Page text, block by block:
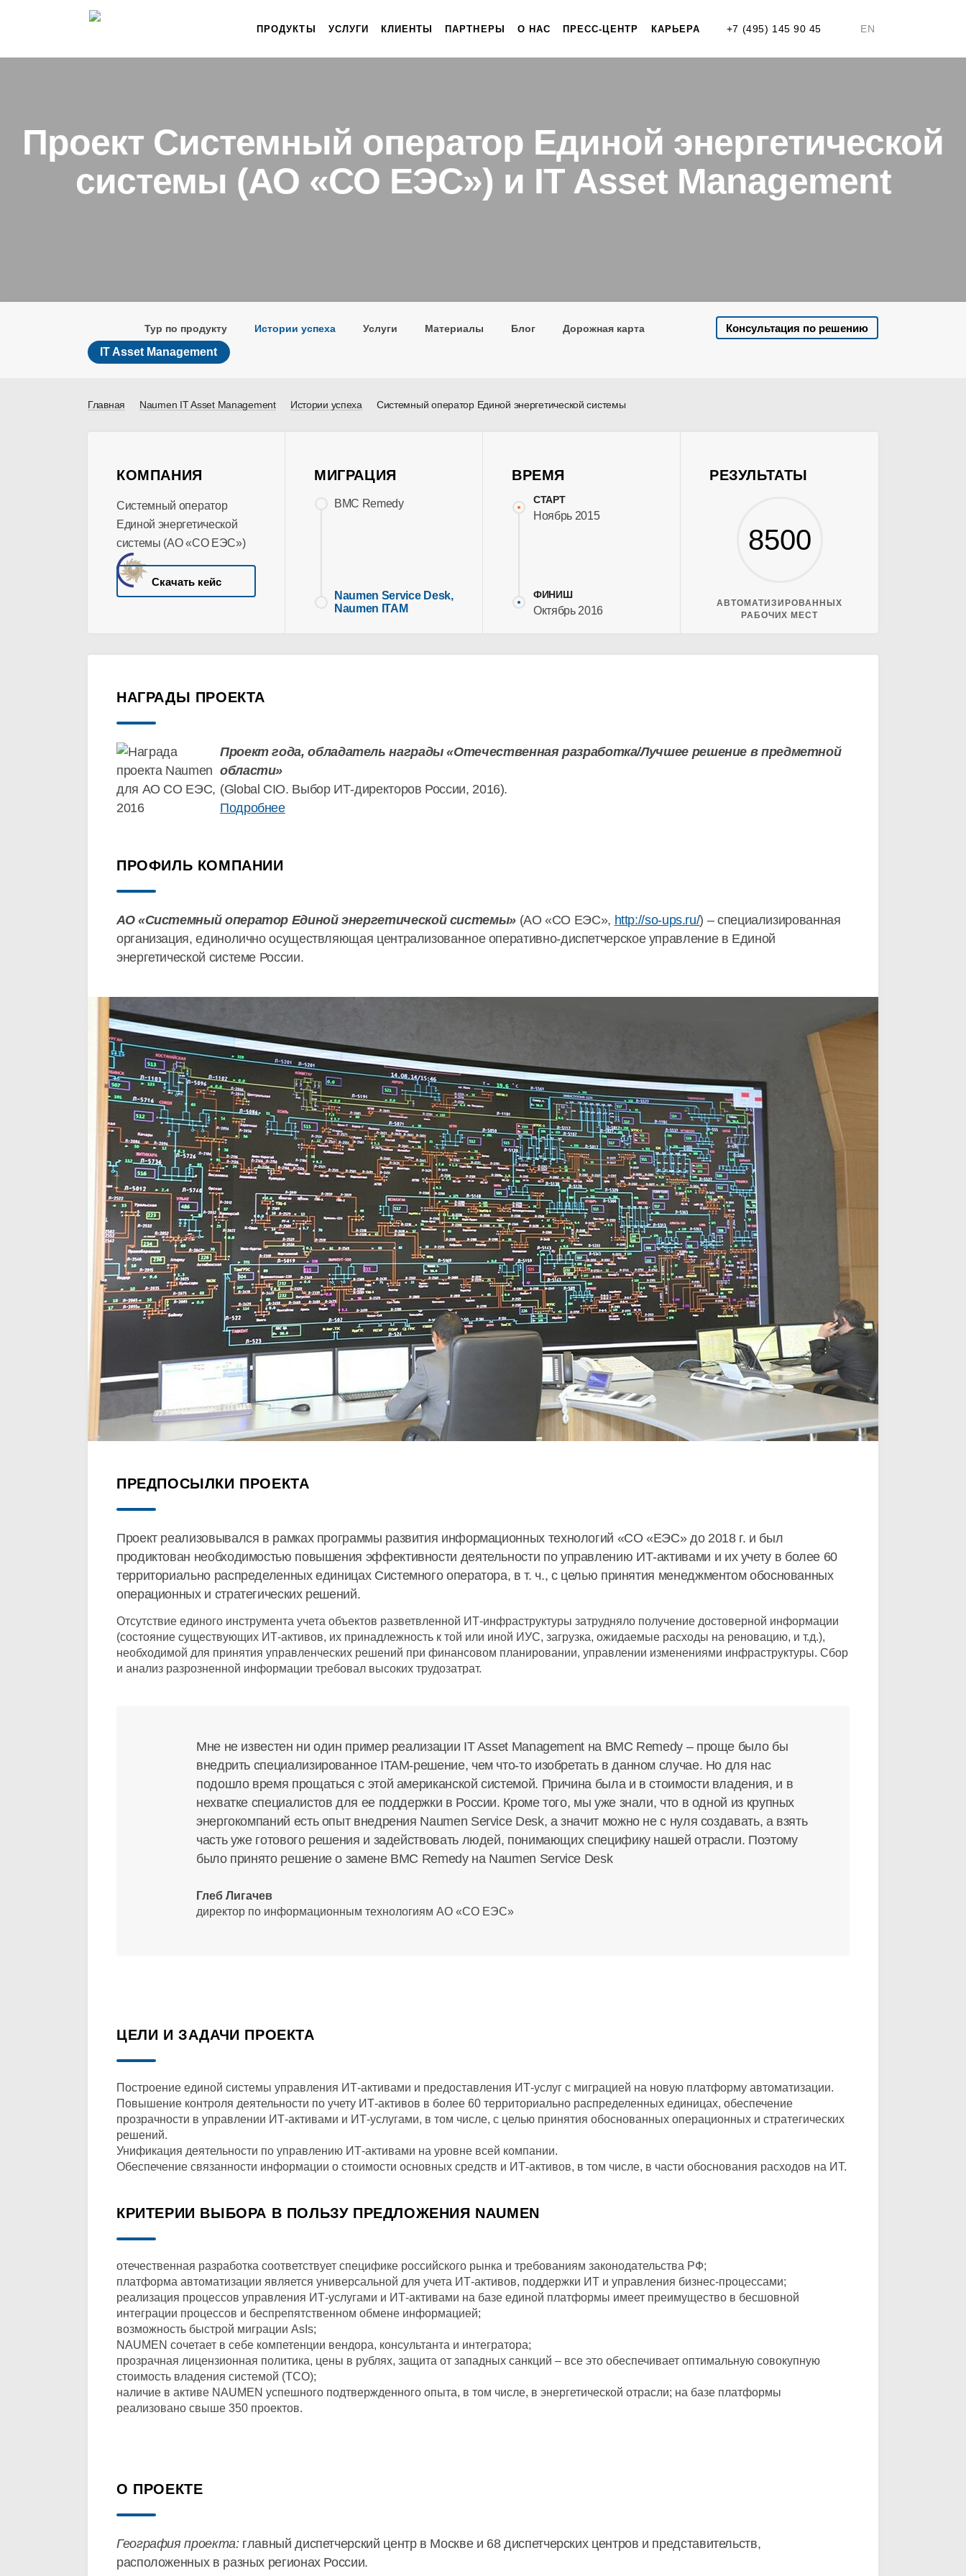
+7 (495) 145 90 45 EN
ПРОДУКТЫ УСЛУГИ КЛИЕНТЫ ПАРТНЕРЫ О НАС ПРЕСС-ЦЕНТР КАРЬЕРА
Проект Системный оператор Единой энергетической
системы (АО «СО ЕЭС») и IT Asset Management
Тур по продукту Истории успеха Услуги Материалы Блог Дорожная карта
Консультация по решению
IT Asset Management
Главная Naumen IT Asset Management Истории успеха Системный оператор Единой энергетической системы
КОМПАНИЯ
Системный оператор
Единой энергетической
системы (АО «СО ЕЭС»)
Скачать кейс
МИГРАЦИЯ
BMC Remedy
Naumen Service Desk,
Naumen ITAM
ВРЕМЯ
СТАРТ
Ноябрь 2015
ФИНИШ
Октябрь 2016
РЕЗУЛЬТАТЫ
8500
АВТОМАТИЗИРОВАННЫХ
РАБОЧИХ МЕСТ
НАГРАДЫ ПРОЕКТА
Проект года, обладатель награды «Отечественная разработка/Лучшее решение в предметной
области»
(Global CIO. Выбор ИТ-директоров России, 2016).
Подробнее
ПРОФИЛЬ КОМПАНИИ
АО «Системный оператор Единой энергетической системы»(АО «СО ЕЭС», http://so-ups.ru/) – специализированная
организация, единолично осуществляющая централизованное оперативно-диспетчерское управление в Единой
энергетической системе России.
ПРЕДПОСЫЛКИ ПРОЕКТА
Проект реализовывался в рамках программы развития информационных технологий «СО «ЕЭС» до 2018 г. и был
продиктован необходимостью повышения эффективности деятельности по управлению ИТ-активами и их учету в более 60
территориально распределенных единицах Системного оператора, в т. ч., с целью принятия менеджментом обоснованных
операционных и стратегических решений.
Отсутствие единого инструмента учета объектов разветвленной ИТ-инфраструктуры затрудняло получение достоверной информации
(состояние существующих ИТ-активов, их принадлежность к той или иной ИУС, загрузка, ожидаемые расходы на реновацию, и т.д.),
необходимой для принятия управленческих решений при финансовом планировании, управлении изменениями инфраструктуры. Сбор
и анализ разрозненной информации требовал высоких трудозатрат.
Мне не известен ни один пример реализации IT Asset Management на BMC Remedy – проще было бы
внедрить специализированное ITAM-решение, чем что-то изобретать в данном случае. Но для нас
подошло время прощаться с этой американской системой. Причина была и в стоимости владения, и в
нехватке специалистов для ее поддержки в России. Кроме того, мы уже знали, что в одной из крупных
энергокомпаний есть опыт внедрения Naumen Service Desk, а значит можно не с нуля создавать, а взять
часть уже готового решения и задействовать людей, понимающих специфику нашей отрасли. Поэтому
было принято решение о замене BMC Remedy на Naumen Service Desk
Глеб Лигачев
директор по информационным технологиям АО «СО ЕЭС»
ЦЕЛИ И ЗАДАЧИ ПРОЕКТА
Построение единой системы управления ИТ-активами и предоставления ИТ-услуг с миграцией на новую платформу автоматизации.
Повышение контроля деятельности по учету ИТ-активов в более 60 территориально распределенных единицах, обеспечение
прозрачности в управлении ИТ-активами и ИТ-услугами, в том числе, с целью принятия обоснованных операционных и стратегических
решений.
Унификация деятельности по управлению ИТ-активами на уровне всей компании.
Обеспечение связанности информации о стоимости основных средств и ИТ-активов, в том числе, в части обоснования расходов на ИТ.
КРИТЕРИИ ВЫБОРА В ПОЛЬЗУ ПРЕДЛОЖЕНИЯ NAUMEN
отечественная разработка соответствует специфике российского рынка и требованиям законодательства РФ;
платформа автоматизации является универсальной для учета ИТ-активов, поддержки ИТ и управления бизнес-процессами;
реализация процессов управления ИТ-услугами и ИТ-активами на базе единой платформы имеет преимущество в бесшовной
интеграции процессов и беспрепятственном обмене информацией;
возможность быстрой миграции AsIs;
NAUMEN сочетает в себе компетенции вендора, консультанта и интегратора;
прозрачная лицензионная политика, цены в рублях, защита от западных санкций – все это обеспечивает оптимальную совокупную
стоимость владения системой (TCO);
наличие в активе NAUMEN успешного подтвержденного опыта, в том числе, в энергетической отрасли; на базе платформы
реализовано свыше 350 проектов.
О ПРОЕКТЕ
География проекта:главный диспетчерский центр в Москве и 68 диспетчерских центров и представительств,
расположенных в разных регионах России.